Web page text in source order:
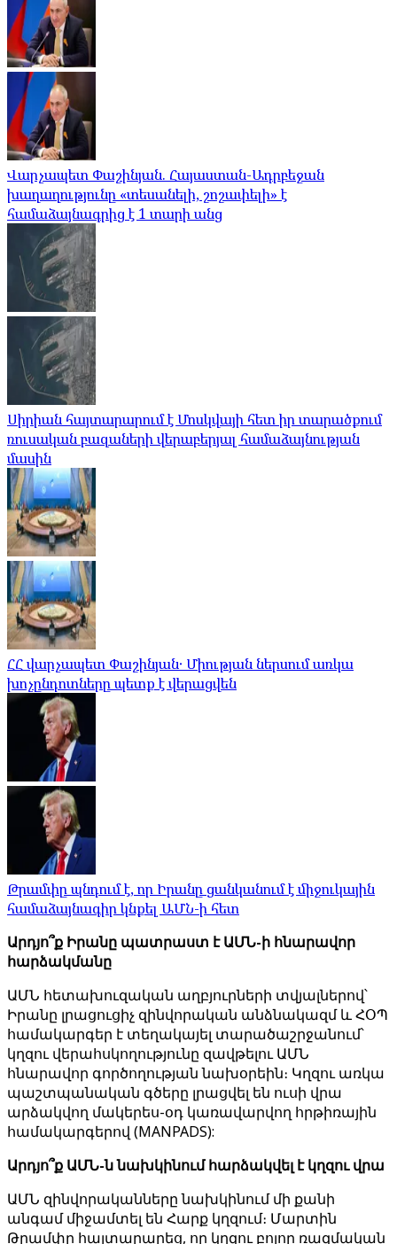
Վարչապետ Փաշինյան. Հայաստան-Ադրբեջան
խաղաղությունը «տեսանելի, շոշափելի» է
համաձայնագրից է 1 տարի անց
Սիրիան հայտարարում է Մոսկվայի հետ իր տարածքում
ռուսական բազաների վերաբերյալ համաձայնության
մասին
ՀՀ վարչապետ Փաշինյան․ Միության ներսում առկա
խոչընդոտները պետք է վերացվեն
Թրամփը պնդում է, որ Իրանը ցանկանում է միջուկային
համաձայնագիր կնքել ԱՄՆ-ի հետ
Արդյո՞ք Իրանը պատրաստ է ԱՄՆ-ի հնարավոր
հարձակմանը
ԱՄՆ հետախուզական աղբյուրների տվյալներով՝
Իրանը լրացուցիչ զինվորական անձնակազմ և ՀՕՊ
համակարգեր է տեղակայել տարածաշրջանում՝
կղզու վերահսկողությունը զավթելու ԱՄՆ
հնարավոր գործողության նախօրեին։ Կղզու առկա
պաշտպանական գծերը լրացվել են ուսի վրա
արձակվող մակերես-օդ կառավարվող հրթիռային
համակարգերով (MANPADS):
Արդյո՞ք ԱՄՆ-ն նախկինում հարձակվել է կղզու վրա
ԱՄՆ զինվորականները նախկինում մի քանի
անգամ միջամտել են Հարք կղզում։ Մարտին
Թրամփը հայտարարեց, որ կղզու բոլոր ռազմական